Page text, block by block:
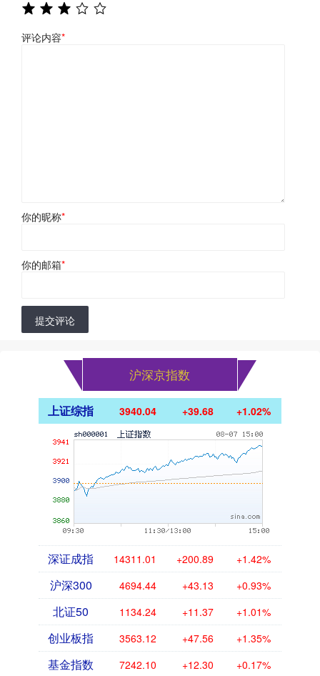
评论内容*
你的昵称*
你的邮箱*
提交评论
沪深京指数
上证综指 3940.04 +39.68 +1.02%
深证成指 14311.01 +200.89 +1.42%
沪深300 4694.44 +43.13 +0.93%
北证50 1134.24 +11.37 +1.01%
创业板指 3563.12 +47.56 +1.35%
基金指数 7242.10 +12.30 +0.17%